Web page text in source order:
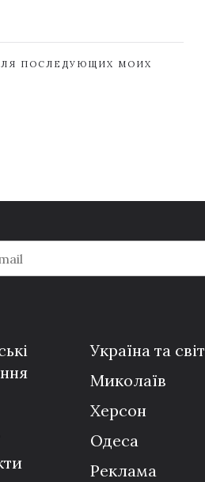
ПОСЛЕДУЮЩИХ МОИХ
Україна та світ
Миколаїв
Херсон
Одеса
Реклама